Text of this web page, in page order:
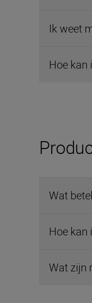
Ik weet
Hoe kan
Wat
Hoe kan
Wat zijn